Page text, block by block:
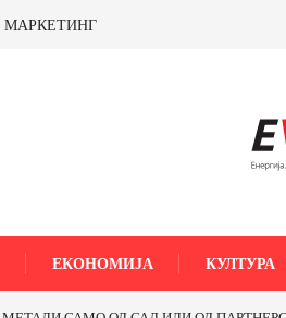
МАРКЕТИНГ
ЕКОНОМИЈА КУЛТУРА